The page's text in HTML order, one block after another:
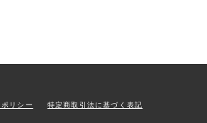
リシー 特定商取引法に基づく表記